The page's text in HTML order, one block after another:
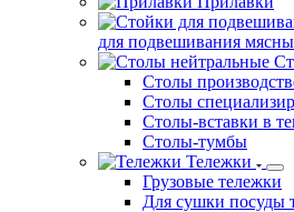
Ларь
Модули
оборудования
Прилавки